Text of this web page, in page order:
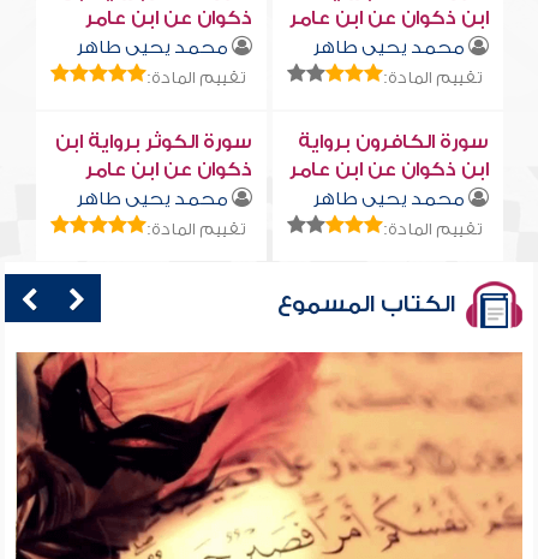
ابن ذكوان عن ابن عامر
محمد يحيى طاهر
تقييم المادة:
ذكوان عن ابن عامر
محمد يحيى طاهر
تقييم المادة:
سورة الكافرون برواية
ابن ذكوان عن ابن عامر
محمد يحيى طاهر
تقييم المادة:
سورة الكوثر برواية ابن
ذكوان عن ابن عامر
محمد يحيى طاهر
تقييم المادة:
الكتاب المسموع